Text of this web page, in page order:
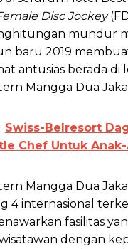
Disc Jockey
mundur
baru 2019
antusias berada di
Mangga Dua
Swiss-Belresort
Chef Untuk
Mangga Dua
4 internasional
fasilitas
dengan